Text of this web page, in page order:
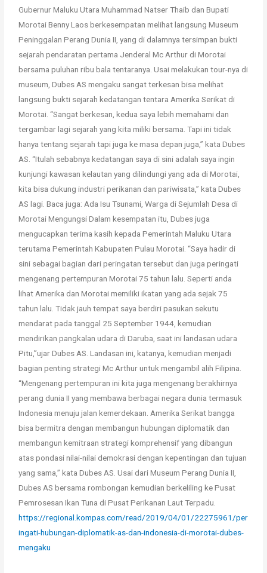
Gubernur Maluku Utara Muhammad Natser Thaib dan Bupati
Morotai Benny Laos berkesempatan melihat langsung Museum
Peninggalan Perang Dunia II, yang di dalamnya tersimpan bukti
sejarah pendaratan pertama Jenderal Mc Arthur di Morotai
bersama puluhan ribu bala tentaranya. Usai melakukan tour-nya di
museum, Dubes AS mengaku sangat terkesan bisa melihat
langsung bukti sejarah kedatangan tentara Amerika Serikat di
Morotai. “Sangat berkesan, kedua saya lebih memahami dan
tergambar lagi sejarah yang kita miliki bersama. Tapi ini tidak
hanya tentang sejarah tapi juga ke masa depan juga,” kata Dubes
AS. “Itulah sebabnya kedatangan saya di sini adalah saya ingin
kunjungi kawasan kelautan yang dilindungi yang ada di Morotai,
kita bisa dukung industri perikanan dan pariwisata,” kata Dubes
AS lagi. Baca juga: Ada Isu Tsunami, Warga di Sejumlah Desa di
Morotai Mengungsi Dalam kesempatan itu, Dubes juga
mengucapkan terima kasih kepada Pemerintah Maluku Utara
terutama Pemerintah Kabupaten Pulau Morotai. “Saya hadir di
sini sebagai bagian dari peringatan tersebut dan juga peringati
mengenang pertempuran Morotai 75 tahun lalu. Seperti anda
lihat Amerika dan Morotai memiliki ikatan yang ada sejak 75
tahun lalu. Tidak jauh tempat saya berdiri pasukan sekutu
mendarat pada tanggal 25 September 1944, kemudian
mendirikan pangkalan udara di Daruba, saat ini landasan udara
Pitu,”ujar Dubes AS. Landasan ini, katanya, kemudian menjadi
bagian penting strategi Mc Arthur untuk mengambil alih Filipina.
“Mengenang pertempuran ini kita juga mengenang berakhirnya
perang dunia II yang membawa berbagai negara dunia termasuk
Indonesia menuju jalan kemerdekaan. Amerika Serikat bangga
bisa bermitra dengan membangun hubungan diplomatik dan
membangun kemitraan strategi komprehensif yang dibangun
atas pondasi nilai-nilai demokrasi dengan kepentingan dan tujuan
yang sama,” kata Dubes AS. Usai dari Museum Perang Dunia II,
Dubes AS bersama rombongan kemudian berkeliling ke Pusat
Pemrosesan Ikan Tuna di Pusat Perikanan Laut Terpadu.
https://regional.kompas.com/read/2019/04/01/22275961/per
ingati-hubungan-diplomatik-as-dan-indonesia-di-morotai-dubes-
mengaku